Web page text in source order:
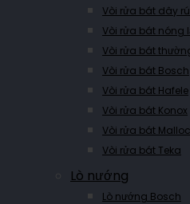
Vòi rửa bát dây
Vòi rửa bát nóng
Vòi rửa bát
Vòi rửa bát Bosch
Vòi rửa bát Hafele
Vòi rửa bát Konox
Vòi rửa bát
Vòi rửa bát Teka
Lò nướng
Lò nướng Bosch